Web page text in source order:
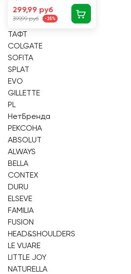
299,99 руб
399,99 руб -25%
ТАФТ
COLGATE
SOFITA
SPLAT
EVO
GILLETTE
PL
НетБренда
РЕКСОНА
ABSOLUT
ALWAYS
BELLA
CONTEX
DURU
ELSEVE
FAMILIA
FUSION
HEAD&SHOULDERS
LE VUARE
LITTLE JOY
NATURELLA